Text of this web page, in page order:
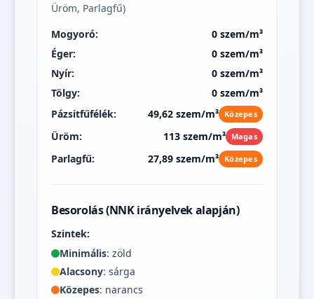
Üröm, Parlagfű)
Mogyoró:
0 szem/m³
Éger:
0 szem/m³
Nyír:
0 szem/m³
Tölgy:
0 szem/m³
Pázsitfűfélék:
49,62 szem/m³ Közepes
Üröm: 113 szem/m³ Magas
Parlagfű: 27,89 szem/m³ Közepes
Besorolás (NNK irányelvek alapján)
Szintek:
Minimális: zöld
Alacsony: sárga
Közepes: narancs